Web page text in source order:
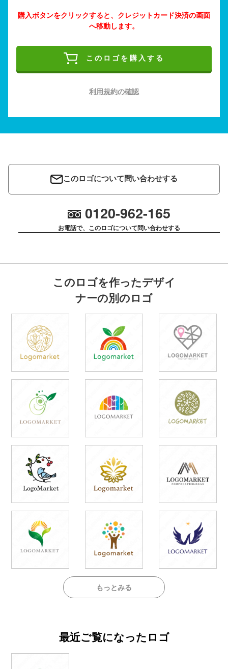
購入ボタンをクリックすると、クレジットカード決済の画面
へ移動します。
このロゴを購入する
利用規約の確認
このロゴについて問い合わせする
0120-962-165
お電話で、このロゴについて問い合わせする
このロゴを作ったデザイ
ナーの別のロゴ
もっとみる
最近ご覧になったロゴ